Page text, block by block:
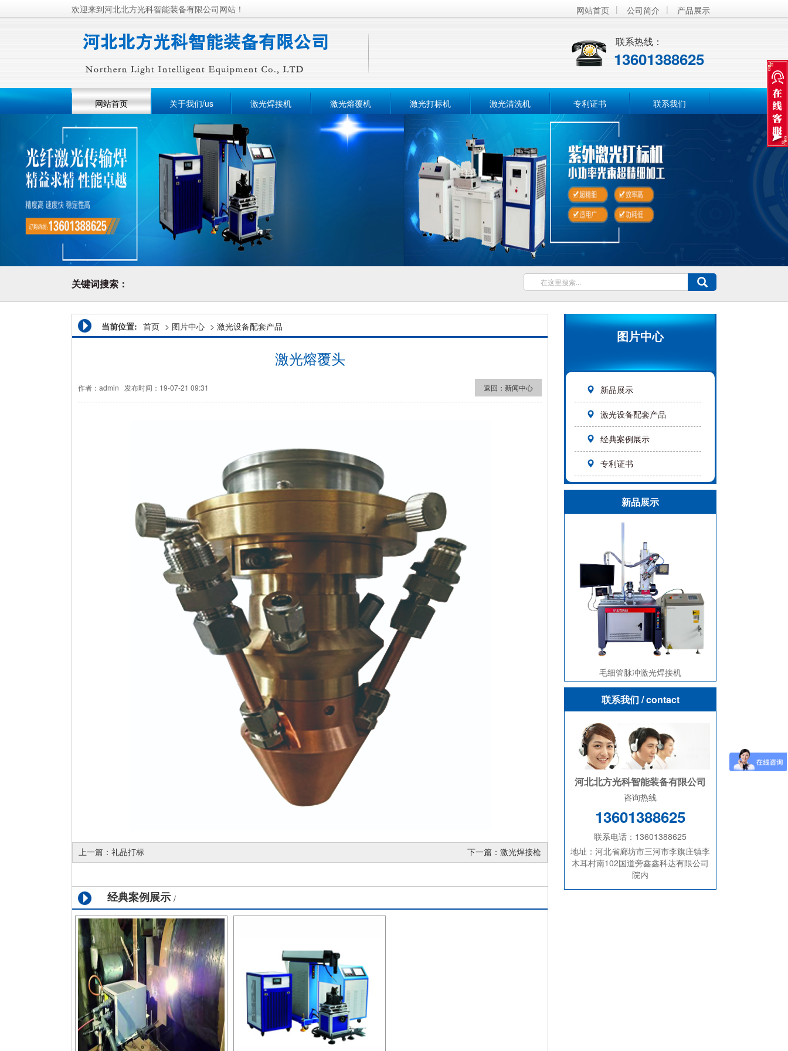
欢迎来到河北北方光科智能装备有限公司网站！ 网站首页 | 公司简介 | 产品展示
联系热线：
13601388625
网站首页 关于我们/us 激光焊接机 激光熔覆机 激光打标机 激光清洗机 专利证书 联系我们
关键词搜索：
图片中心
新品展示
激光设备配套产品
经典案例展示
专利证书
新品展示
毛细管脉冲激光焊接机
联系我们 / contact
河北北方光科智能装备有限公司
咨询热线
13601388625
联系电话：13601388625
地址：河北省廊坊市三河市李旗庄镇李
木耳村南102国道旁鑫鑫科达有限公司
院内
当前位置: 首页 > 图片中心 > 激光设备配套产品
激光熔覆头
作者：admin 发布时间：19-07-21 09:31 返回： 新闻中心
上一篇： 礼品打标 下一篇： 激光焊接枪
经典案例展示 /